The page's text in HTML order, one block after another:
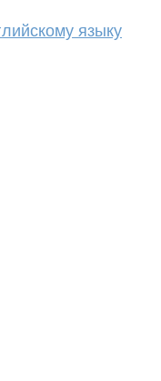
языку